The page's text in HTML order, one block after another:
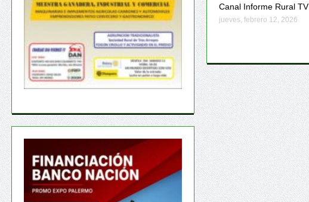
Canal Informe Rural TV
jueves, febrero 12, 2026